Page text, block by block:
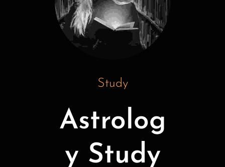
Study
Astrolog
y Study